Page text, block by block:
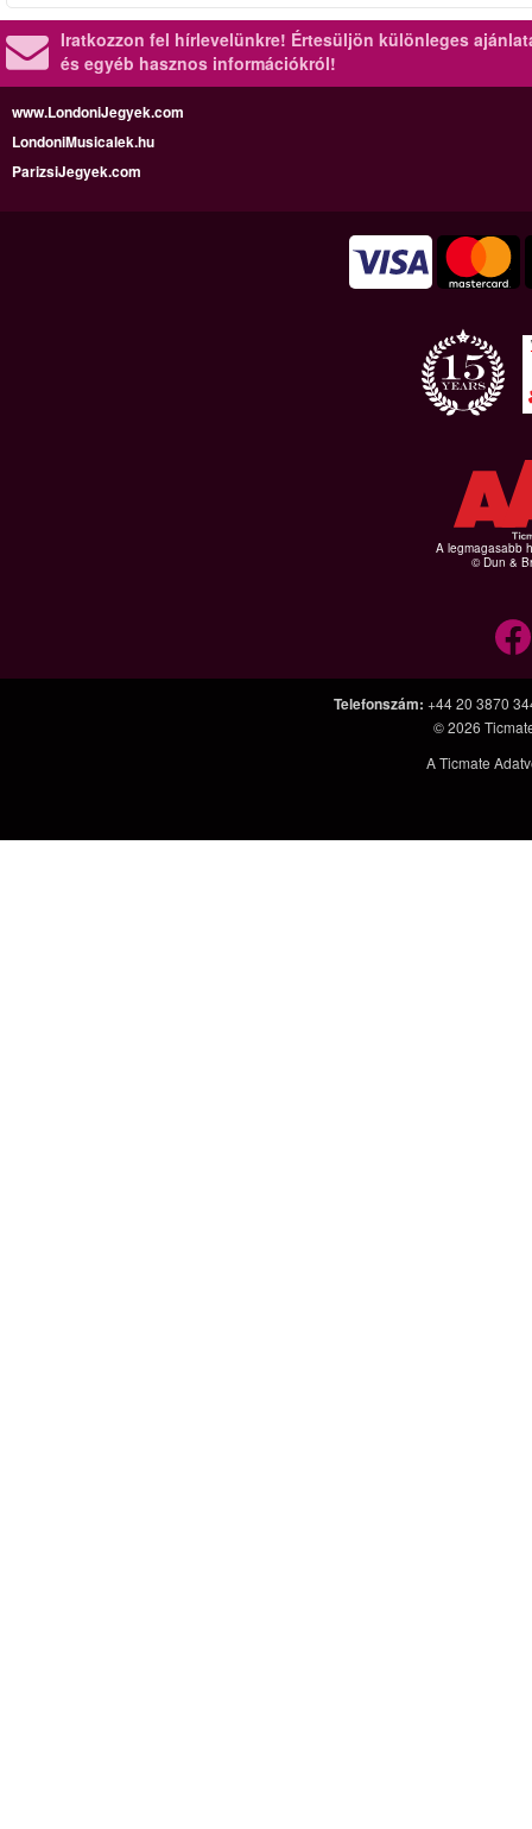
Iratkozzon fel hírlevelünkre! Értesüljön különleges
és egyéb hasznos információkról!
www.LondoniJegyek.com
LondoniMusicalek.hu
ParizsiJegyek.com
A legmagasabb
© Dun &
Telefonszám: +44 20 3870
© 2026
A Ticmate